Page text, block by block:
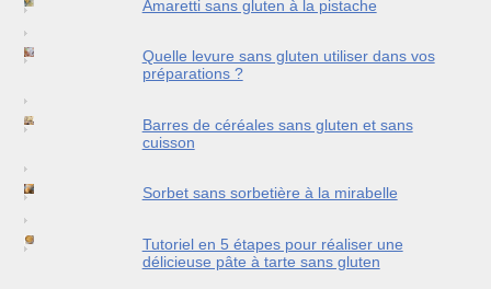
Amaretti sans gluten à la pistache
Quelle levure sans gluten utiliser dans vos
préparations ?
Barres de céréales sans gluten et sans
cuisson
Sorbet sans sorbetière à la mirabelle
Tutoriel en 5 étapes pour réaliser une
délicieuse pâte à tarte sans gluten